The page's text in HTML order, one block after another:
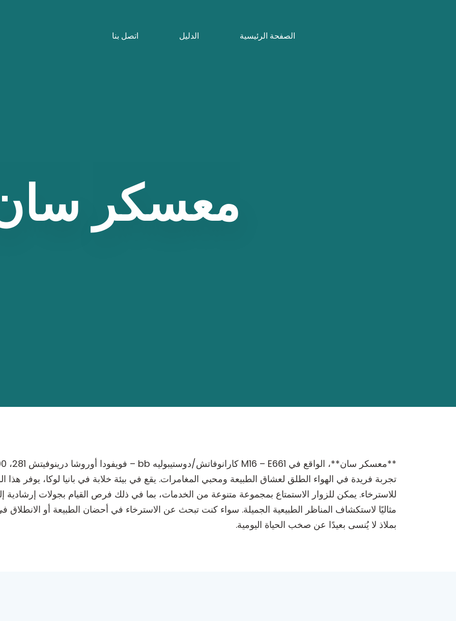
الصفحة الرئيسية الدليل اتصل بنا
معسكر
تجربة فريدة في الهواء الطلق لعشاق الطبيعة ومحبي المغامرات. يقع في بيئة خلابة في بانيا لوكا، يوفر هذا
للاسترخاء. يمكن للزوار الاستمتاع بمجموعة متنوعة من الخدمات، بما في ذلك فرص القيام بجولات إرشادية إلى
مثاليًا لاستكشاف المناظر الطبيعية الجميلة. سواء كنت تبحث عن الاسترخاء في أحضان الطبيعة أو
بملاذ لا يُنسى بعيدًا عن صخب الحياة اليومية.